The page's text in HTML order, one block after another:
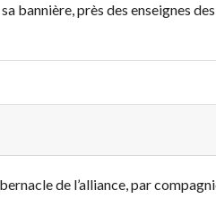
bannière, près des enseignes
de l’alliance, par